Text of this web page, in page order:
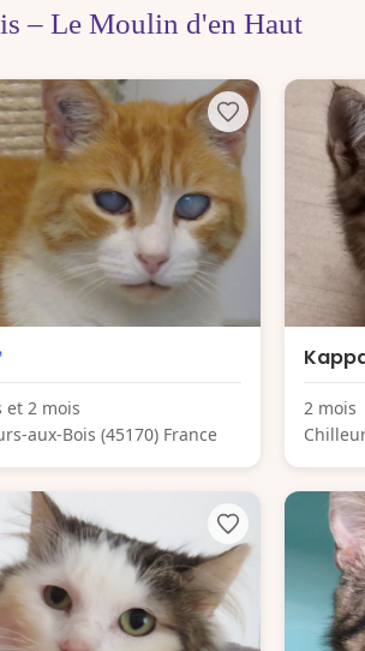
– Le Moulin d'en Haut
et 2 mois
aux-Bois (45170) France
2 mois